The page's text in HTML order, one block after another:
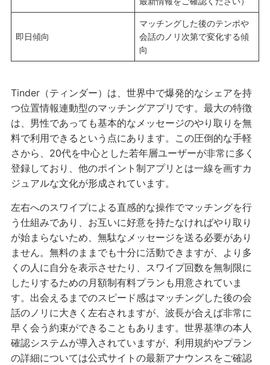
即日傾向
マッチングした後のテンポや
会話のノリ次第で変化する傾
向
Tinder（ティンダー）は、世界中で爆発的なシェアを持
つ位置情報連動型のマッチングアプリです。最大の特徴
は、男性であっても基本的なメッセージのやり取りを無
料で利用できるという点にあります。この圧倒的な手軽
さから、20代を中心とした若年層ユーザーが非常に多く
登録しており、他のポイント制アプリとは一線を画すカ
ジュアルな文化が形成されています。
左右へのスワイプによる直感的な操作でマッチングを行
う仕組みであり、お互いに好意を持たなければやり取り
が始まらないため、無駄なメッセージを送る必要があり
ません。無料のままでも十分に活動できますが、より多
くの人に自分を表示させたり、スワイプ回数を無制限に
したりするための月額制有料プランも用意されていま
す。出会えるまでのスピード感はマッチングした後の会
話のノリに大きく左右されますが、波長が合えば非常に
早く会う約束ができることもあります。世界基準の本人
確認システムが導入されていますが、利用規約やプラン
の詳細については公式サイトの最新アナウンスをご確認